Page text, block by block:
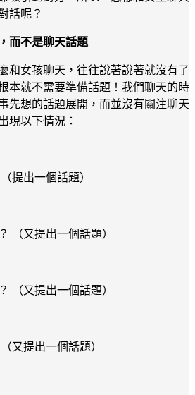
話呢？
而不是聊天話題
和女孩聊天，往往說著說著就沒有了
本就不需要準備話題！我們聊天的時
先想的話題展開，而並沒有關注聊天
現以下情況：
提出一個話題）
（又提出一個話題）
（又提出一個話題）
又提出一個話題）